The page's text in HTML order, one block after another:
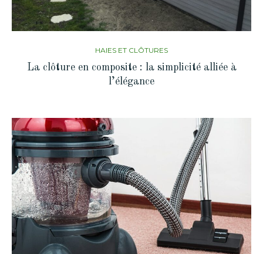
HAIES ET CLÔTURES
La clôture en composite : la simplicité alliée à
l’élégance